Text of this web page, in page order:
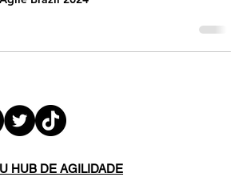
QUE PENA, QUE TAL da
por Andre AGIL Sanches
Brazil 2024